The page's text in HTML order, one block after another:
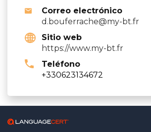
Correo electrónico
d.bouferrache@my-bt.fr
Sitio web
https://www.my-bt.fr
Teléfono
+330623134672